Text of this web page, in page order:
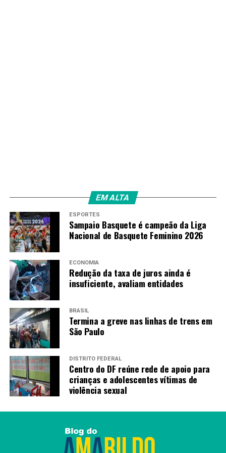
EM ALTA
ESPORTES
Sampaio Basquete é campeão da Liga
Nacional de Basquete Feminino 2026
ECONOMIA
Redução da taxa de juros ainda é
insuficiente, avaliam entidades
BRASIL
Termina a greve nas linhas de trens em
São Paulo
DISTRITO FEDERAL
Centro do DF reúne rede de apoio para
crianças e adolescentes vítimas de
violência sexual